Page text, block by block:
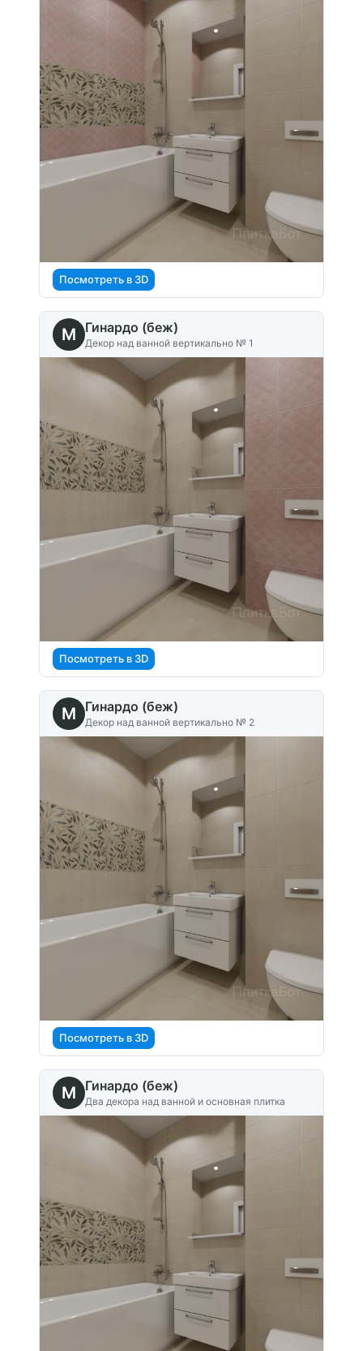
Посмотреть в 3D
M Гинардо (беж)
Декор над ванной вертикально № 1
Посмотреть в 3D
M Гинардо (беж)
Декор над ванной вертикально № 2
Посмотреть в 3D
M Гинардо (беж)
Два декора над ванной и основная плитка